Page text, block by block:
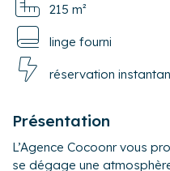
215 m²
linge fourni
réservation
Présentation
L’Agence Cocoonr vous
se dégage une